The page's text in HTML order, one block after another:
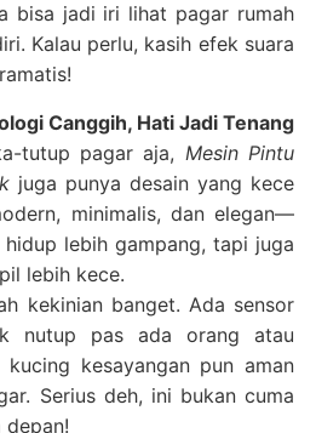
bisa jadi iri lihat pagar rumah
Kalau perlu, kasih efek suara
Canggih, Hati Jadi Tenang
tutup pagar aja, Mesin Pintu
juga punya desain yang kece
minimalis, dan elegan—
lebih gampang, tapi juga
lebih kece.
kekinian banget. Ada sensor
nutup pas ada orang atau
kesayangan pun aman
Serius deh, ini bukan cuma
depan!